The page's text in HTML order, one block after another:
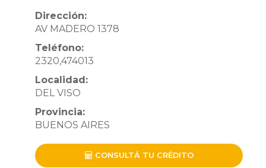
Dirección:
AV MADERO 1378
Teléfono:
2320,474013
Localidad:
DEL VISO
Provincia:
BUENOS AIRES
CONSULTÁ TU CRÉDITO